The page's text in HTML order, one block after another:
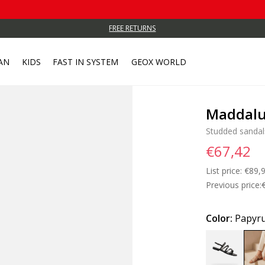
FREE RETURNS
KIDS FAST IN SYSTEM GEOX WORLD
Studded
Previous price:
List price: Price
€67,42
Color: